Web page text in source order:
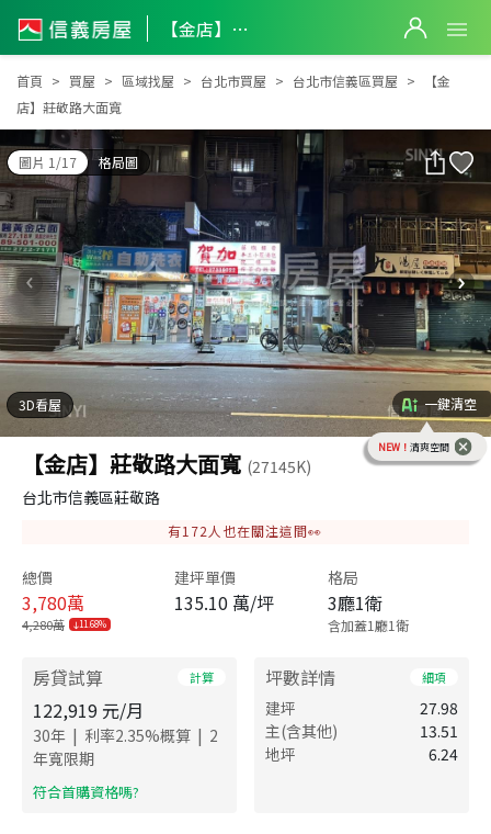
【金店】莊敬路大面寬
【金店】莊敬路大面寬
首頁 買屋 區域找屋 台北市買屋 台北市信義區買屋
【金
店】莊敬路大面寬
圖片 1/17 格局圖
3D看屋 一鍵清空
NEW！ 清爽空間
【金店】莊敬路大面寬 (27145K)
台北市信義區莊敬路
有172 人也在關注這間👀
總價
3,780萬
4,280萬 11.68%
建坪單價
135.10 萬/坪
格局
3廳1衛
含加蓋1廳1衛
房貸試算 計算
122,919 元/月
30年 | 利率2.35%概算 | 2
年寬限期
​符合首購資格嗎?
坪數詳情 細項
建坪
27.98
主(含其他)
13.51
地坪
6.24